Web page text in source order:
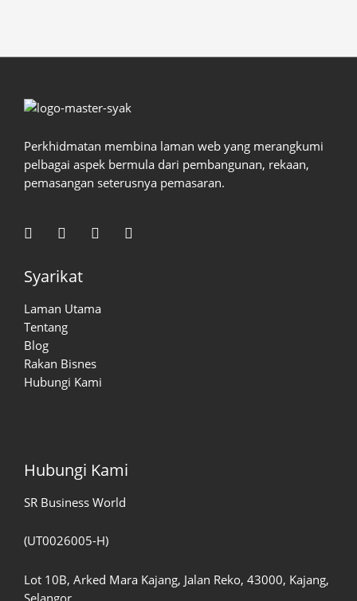
Perkhidmatan membina laman web yang merangkumi
pelbagai aspek bermula dari pembangunan, rekaan,
pemasangan seterusnya pemasaran.
Syarikat
Laman Utama
Tentang
Blog
Rakan Bisnes
Hubungi Kami
Hubungi Kami
SR Business World
(UT0026005-H)
Lot 10B, Arked Mara Kajang, Jalan Reko, 43000, Kajang,
Selangor.